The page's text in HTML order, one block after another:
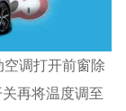
调打开前窗除
再将温度调至